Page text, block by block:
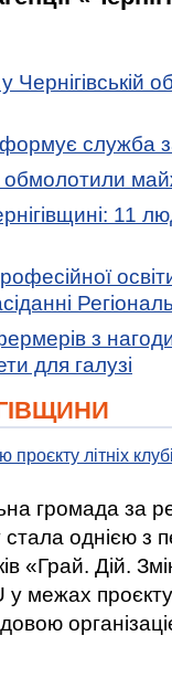
служба
обмолотили
11
з
для галузі
проєкту літніх
громада за
стала однією
«Грай. Дій.
у межах